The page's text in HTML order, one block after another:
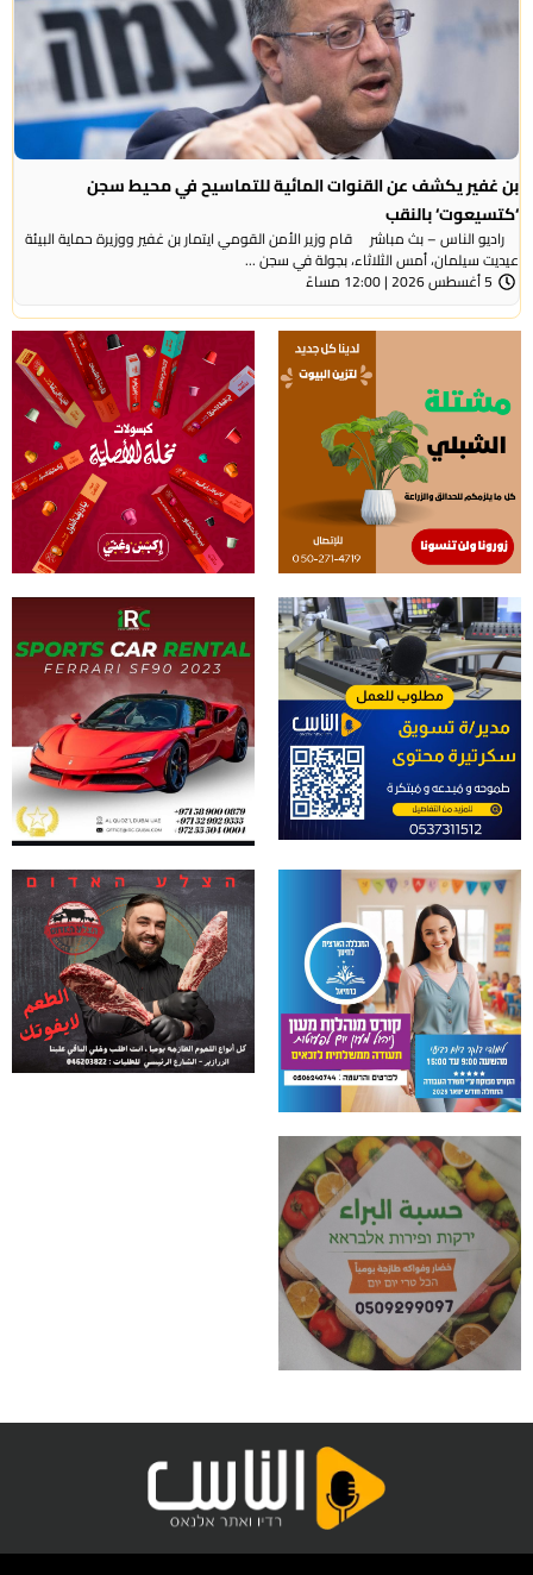
بن غفير يكشف عن القنوات المائية للتماسيح في محيط سجن
‘كتسيعوت‘ بالنقب
راديو الناس – بث مباشر قام وزير الأمن القومي ايتمار بن غفير ووزيرة حماية البيئة
عيديت سيلمان، أمس الثلاثاء، بجولة في سجن ...
5 أغسطس 2026 | 12:00 مساءً